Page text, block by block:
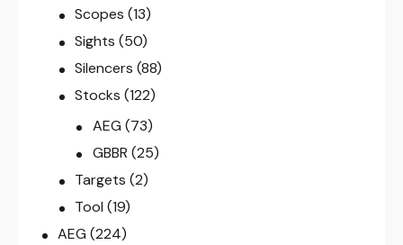
Scopes (13)
Sights (50)
Silencers (88)
Stocks (122)
AEG (73)
GBBR (25)
Targets (2)
Tool (19)
AEG (224)